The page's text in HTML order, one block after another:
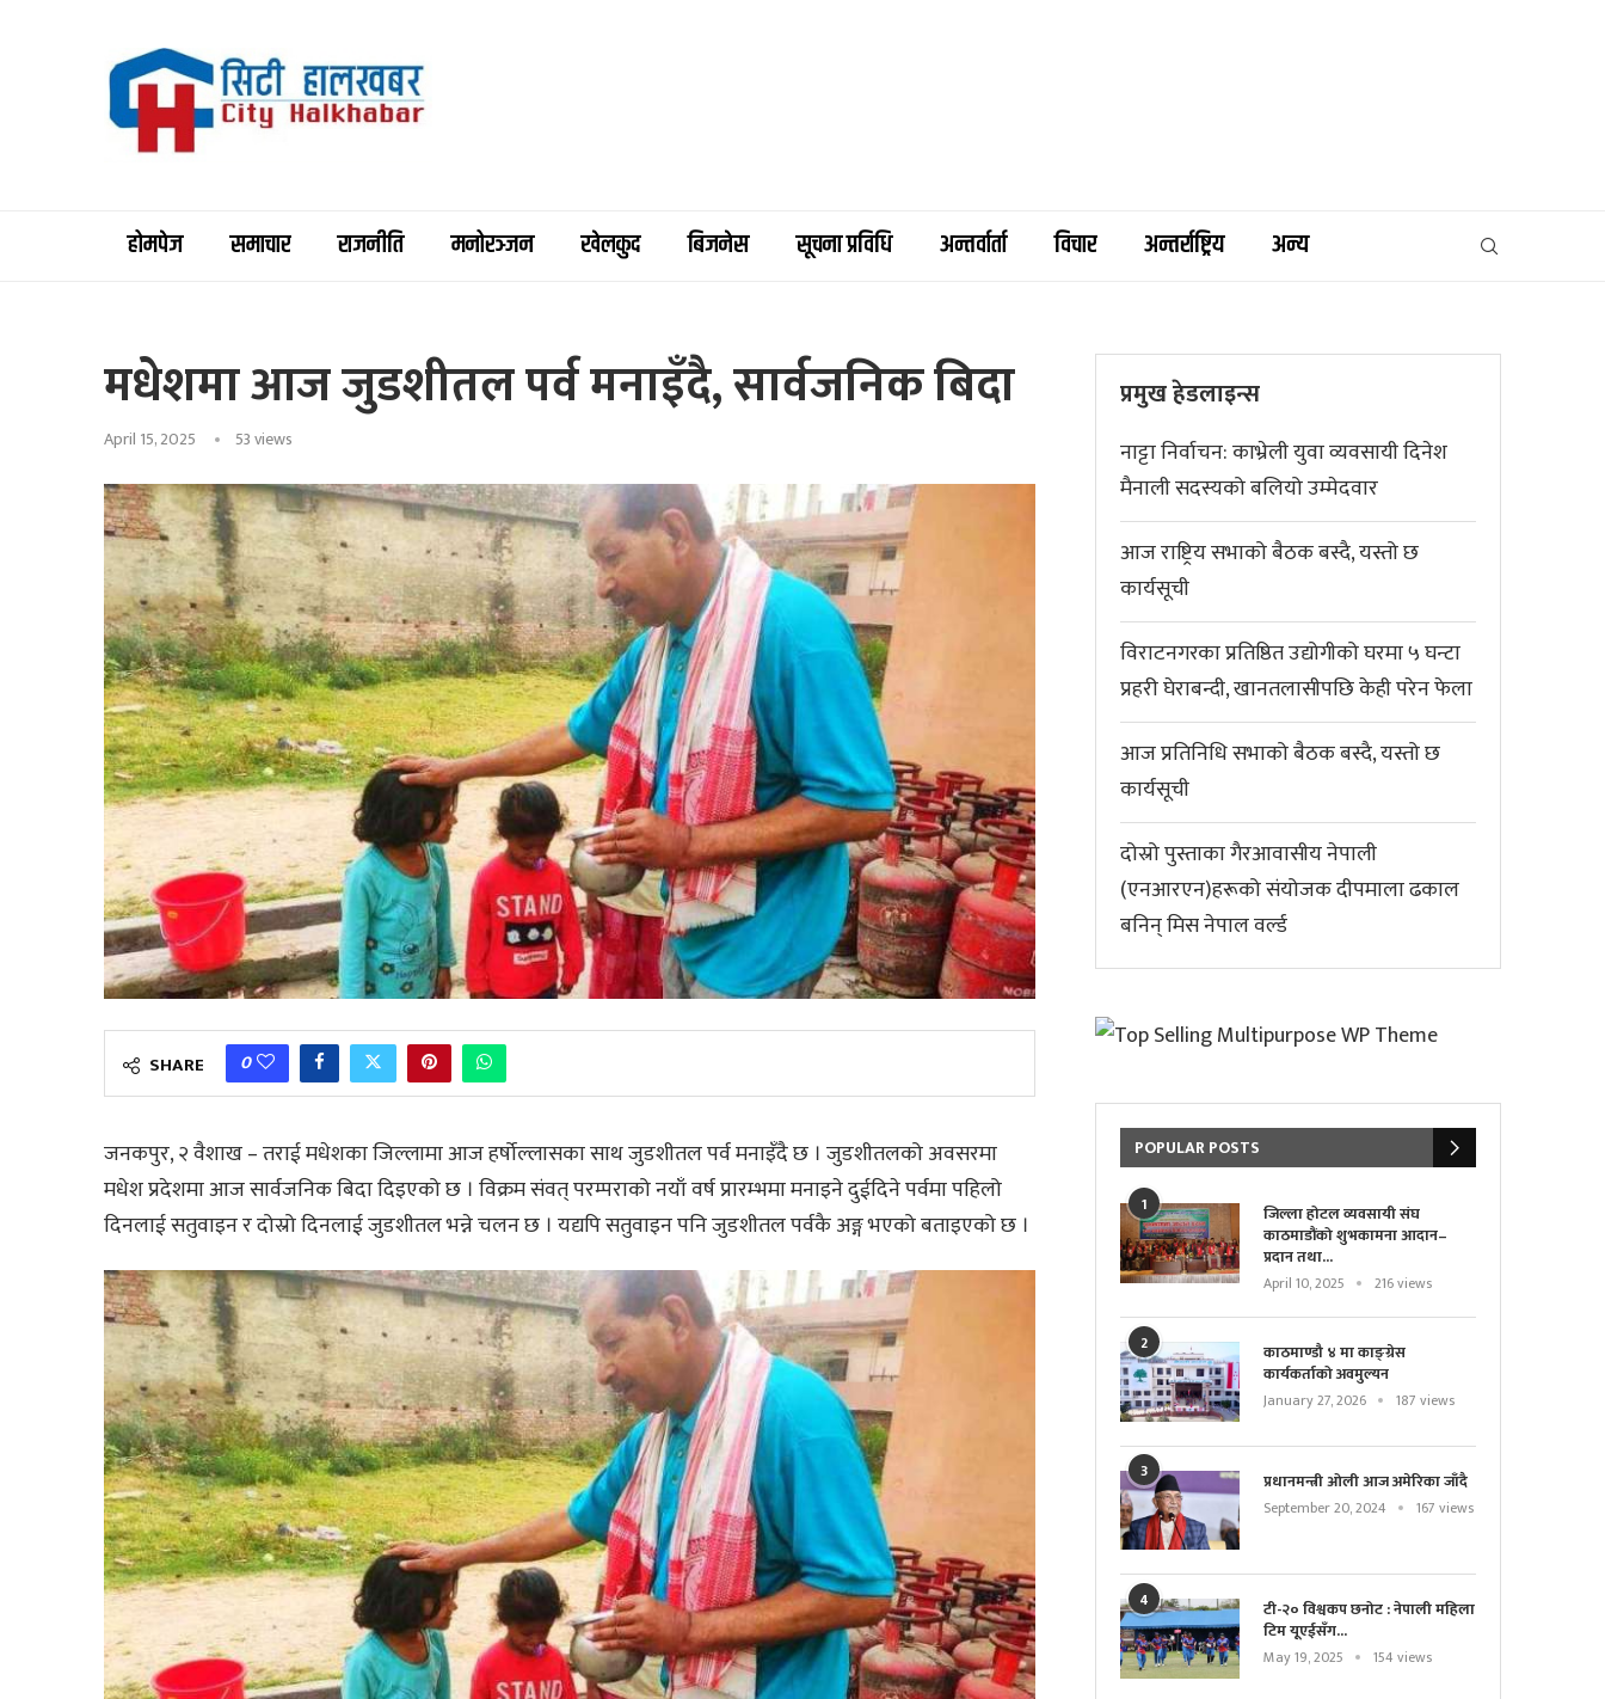
होमपेज समाचार राजनीति मनोरञ्जन खेलकुद बिजनेस सूचना प्रविधि अन्तर्वार्ता विचार अन्तर्राष्ट्रिय अन्य
मधेशमा आज जुडशीतल पर्व मनाइँदै, सार्वजनिक बिदा
April 15, 2025 53views
SHARE 0
जनकपुर, २ वैशाख – तराई मधेशका जिल्लामा आज हर्षोल्लासका साथ जुडशीतल पर्व मनाइँदै छ । जुडशीतलको अवसरमा
मधेश प्रदेशमा आज सार्वजनिक बिदा दिइएको छ । विक्रम संवत् परम्पराको नयाँ वर्ष प्रारम्भमा मनाइने दुईदिने पर्वमा पहिलो
दिनलाई सतुवाइन र दोस्रो दिनलाई जुडशीतल भन्ने चलन छ । यद्यपि सतुवाइन पनि जुडशीतल पर्वकै अङ्ग भएको बताइएको छ ।
प्रमुख हेडलाइन्स
नाट्टा निर्वाचन: काभ्रेली युवा व्यवसायी दिनेश
मैनाली सदस्यको बलियो उम्मेदवार
आज राष्ट्रिय सभाको बैठक बस्दै, यस्तो छ
कार्यसूची
विराटनगरका प्रतिष्ठित उद्योगीको घरमा ५ घन्टा
प्रहरी घेराबन्दी, खानतलासीपछि केही परेन फेला
आज प्रतिनिधि सभाको बैठक बस्दै, यस्तो छ
कार्यसूची
दोस्रो पुस्ताका गैरआवासीय नेपाली
(एनआरएन)हरूको संयोजक दीपमाला ढकाल
बनिन् मिस नेपाल वर्ल्ड
POPULAR POSTS
1
जिल्ला होटल व्यवसायी संघ
काठमाडौंको शुभकामना आदान–
प्रदान तथा...
April 10, 2025 216 views
2
काठमाण्डौ ४ मा काङ्ग्रेस
कार्यकर्ताको अवमुल्यन
January 27, 2026 187 views
3 प्रधानमन्त्री ओली आज अमेरिका जाँदै
September 20, 2024 167 views
4
टी-२० विश्वकप छनोट : नेपाली महिला
टिम यूएईसँग...
May 19, 2025 154 views